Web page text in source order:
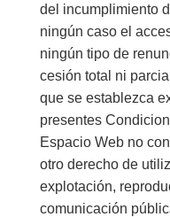
del incumplimiento
ningún caso el
ningún tipo de
cesión total ni
que se establezca
presentes
Espacio Web no
otro derecho de
explotación,
comunicación